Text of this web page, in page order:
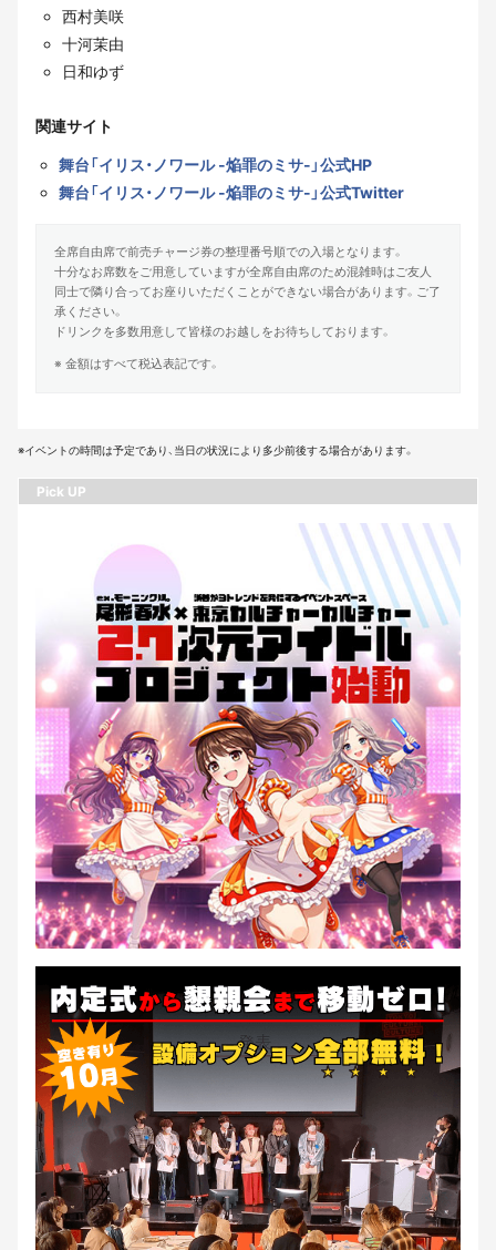
西村美咲
十河茉由
日和ゆず
関連サイト
舞台「イリス・ノワール -焔罪のミサ-」公式HP
舞台「イリス・ノワール -焔罪のミサ-」公式Twitter
全席自由席で前売チャージ券の整理番号順での入場となります。
十分なお席数をご用意していますが全席自由席のため混雑時はご友人
同士で隣り合ってお座りいただくことができない場合があります。ご了
承ください。
ドリンクを多数用意して皆様のお越しをお待ちしております。
※ 金額はすべて税込表記です。
※イベントの時間は予定であり、当日の状況により多少前後する場合があります。
Pick UP